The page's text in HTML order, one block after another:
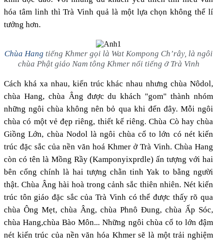
hóa tâm linh thì Trà Vinh quả là một lựa chọn không thể lí
tưởng hơn.
Chùa Hang tiếng Khmer gọi là Wat Kompong Ch’rây, là ngôi
chùa Phật giáo Nam tông Khmer nổi tiếng ở Trà Vinh
Cách khá xa nhau, kiến trúc khác nhau nhưng chùa Nôdol,
chùa Hang, chùa Âng được du khách "gom" thành nhóm
những ngôi chùa không nên bỏ qua khi đến đây. Mỗi ngôi
chùa có một vẻ đẹp riêng, thiết kế riêng. Chùa Cò hay chùa
Giồng Lớn, chùa Nodol là ngôi chùa cổ to lớn có nét kiến
trúc đặc sắc của nền văn hoá Khmer ở Trà Vinh. Chùa Hang
còn có tên là Mồng Rầy (Kamponyixprdle) ấn tượng với hai
bên cổng chính là hai tượng chằn tinh Yak to bằng người
thật. Chùa Âng hài hoà trong cảnh sắc thiên nhiên. Nét kiến
trúc tôn giáo đặc sắc của Trà Vinh có thể được thấy rõ qua
chùa Ông Mẹt, chùa Âng, chùa Phnô Đung, chùa Ấp Sóc,
chùa Hang,chùa Bào Môn... Những ngôi chùa cổ to lớn đậm
nét kiến trúc của nền văn hóa Khmer sẽ là một trải nghiệm